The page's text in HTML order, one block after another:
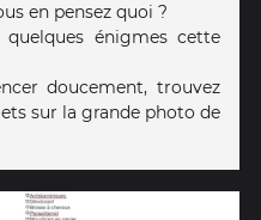
en pensez quoi ?
énigmes cette
doucement, trouvez
sur la grande photo de